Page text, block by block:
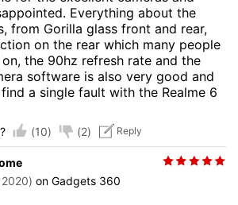
Everything about the
from Gorilla glass front and rear,
on the rear which many people
the 90hz refresh rate and the
software is also very good and
a single fault with the Realme 6
(10) (2) Reply
on Gadgets 360